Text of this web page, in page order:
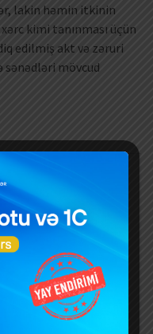
lakin həmin itkinin
kimi tanınması üçün
edilmiş akt və zəruri
mövcud